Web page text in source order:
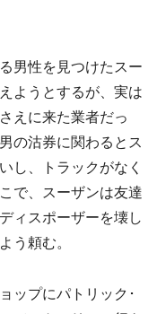
男性を見つけたスー
ようとするが、実は
えに来た業者だっ
の沽券に関わるとス
し、トラックがなく
で、スーザンは友達
ィスポーザーを壊し
う頼む。
ップにパトリック･